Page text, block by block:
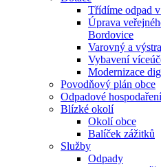
Třídíme odpad
Úprava
Bordovice
Varovný a
Vybavení
Modernizace
Povodňový plán obce
Odpadové
Blízké okolí
Okolí obce
Balíček zážitků
Služby
Odpady